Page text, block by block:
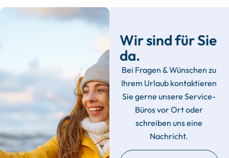
Wir sind für Sie
da.
Bei Fragen & Wünschen zu
Ihrem Urlaub kontaktieren
Sie gerne unsere Service-
Büros vor Ort oder
schreiben uns eine
Nachricht.